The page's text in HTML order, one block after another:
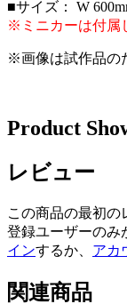
■サイズ： W
※ミニカーは付属
※画像は試作品の
Product
レビュー
この商品の最初の
登録ユーザーのみ
インするか、 アカ
関連商品